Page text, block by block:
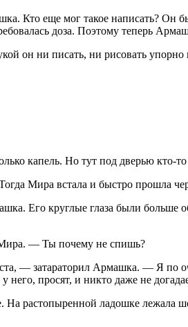
Кто еще мог такое написать?
доза. Поэтому теперь
он ни писать, ни рисовать
капель. Но тут под дверью кто-
Мира встала и быстро прошла
Его круглые глаза были
— Ты почему не спишь?
— затараторил Армашка. — Я по
просят, и никто даже не
растопыренной ладошке лежала